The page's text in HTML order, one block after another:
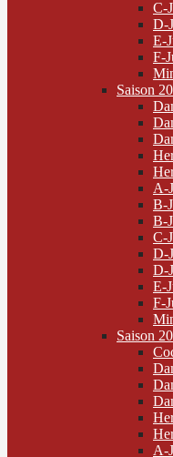
C-
D-
E-
F-
Saison
A-
B-
B-
C-
D-
D-
E-
F-
Saison
A-